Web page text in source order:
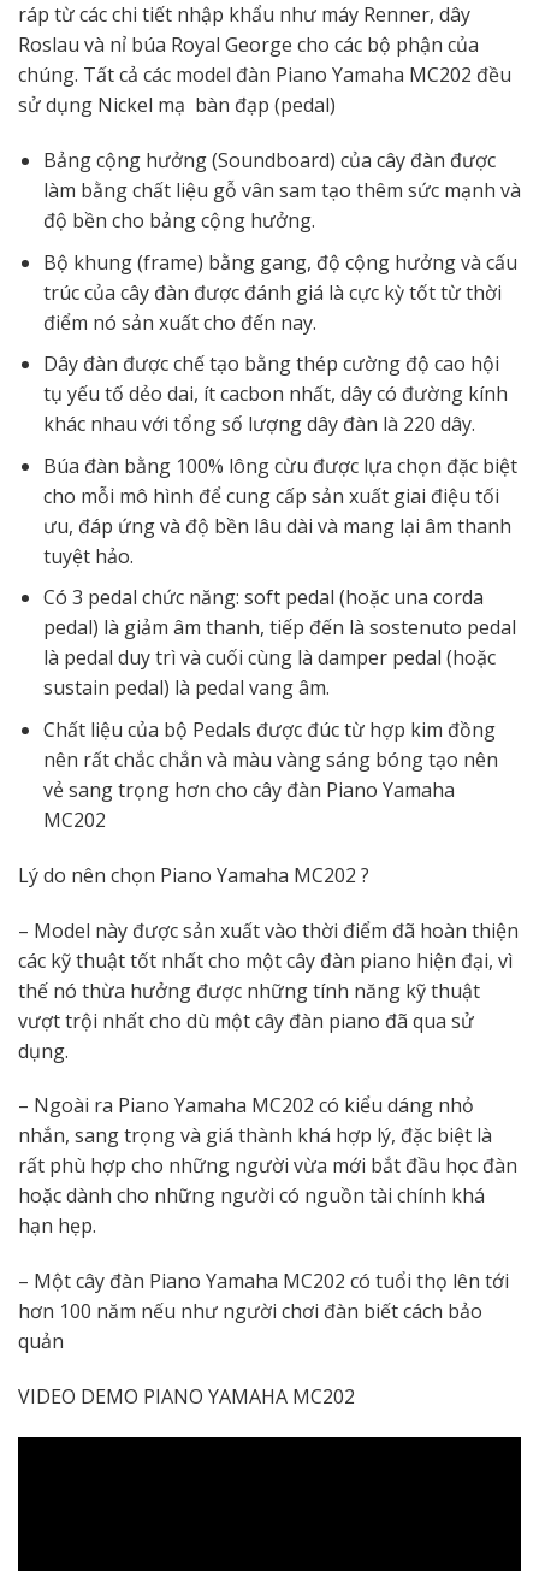
ráp từ các chi tiết nhập khẩu như máy Renner, dây
Roslau và nỉ búa Royal George cho các bộ phận của
chúng. Tất cả các model đàn Piano Yamaha MC202 đều
sử dụng Nickel mạ bàn đạp (pedal)
Bảng cộng hưởng (Soundboard) của cây đàn được
làm bằng chất liệu gỗ vân sam tạo thêm sức mạnh và
độ bền cho bảng cộng hưởng.
Bộ khung (frame) bằng gang, độ cộng hưởng và cấu
trúc của cây đàn được đánh giá là cực kỳ tốt từ thời
điểm nó sản xuất cho đến nay.
Dây đàn được chế tạo bằng thép cường độ cao hội
tụ yếu tố dẻo dai, ít cacbon nhất, dây có đường kính
khác nhau với tổng số lượng dây đàn là 220 dây.
Búa đàn bằng 100% lông cừu được lựa chọn đặc biệt
cho mỗi mô hình để cung cấp sản xuất giai điệu tối
ưu, đáp ứng và độ bền lâu dài và mang lại âm thanh
tuyệt hảo.
Có 3 pedal chức năng: soft pedal (hoặc una corda
pedal) là giảm âm thanh, tiếp đến là sostenuto pedal
là pedal duy trì và cuối cùng là damper pedal (hoặc
sustain pedal) là pedal vang âm.
Chất liệu của bộ Pedals được đúc từ hợp kim đồng
nên rất chắc chắn và màu vàng sáng bóng tạo nên
vẻ sang trọng hơn cho cây đàn Piano Yamaha
MC202
Lý do nên chọn Piano Yamaha MC202 ?
– Model này được sản xuất vào thời điểm đã hoàn thiện
các kỹ thuật tốt nhất cho một cây đàn piano hiện đại, vì
thế nó thừa hưởng được những tính năng kỹ thuật
vượt trội nhất cho dù một cây đàn piano đã qua sử
dụng.
– Ngoài ra Piano Yamaha MC202 có kiểu dáng nhỏ
nhắn, sang trọng và giá thành khá hợp lý, đặc biệt là
rất phù hợp cho những người vừa mới bắt đầu học đàn
hoặc dành cho những người có nguồn tài chính khá
hạn hẹp.
– Một cây đàn Piano Yamaha MC202 có tuổi thọ lên tới
hơn 100 năm nếu như người chơi đàn biết cách bảo
quản
VIDEO DEMO PIANO YAMAHA MC202